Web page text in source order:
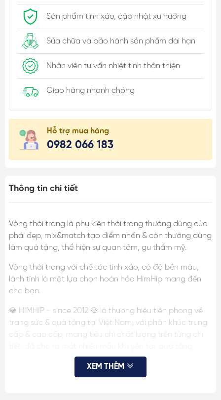
Sản phẩm tinh xảo, cập nhật xu hướng
Sửa chữa và bảo hành sản phẩm dài hạn
Nhân viên tư vấn nhiệt tình thân thiện
Giao hàng nhanh chóng
Hỗ trợ mua hàng
0982 066 183
Thông tin chi tiết
Vòng thời trang là phụ kiện thời trang thường dùng của
phái đẹp, mix&match tạo điểm nhấn & còn thường dùng
làm quà tặng, thể hiện sự quan tâm, gu thẩm mỹ.
Vòng thời trang với chế tác tinh xảo, có độ bền màu,
lành tính là một lựa chọn hoàn hảo HimHip mang đến
cho bạn.
💎 HIMHIP - since 2012 💎 là thương hiệu tiên phong về
trang sức & quà tặng tại Việt Nam, với phân khúc trung
cấp & cao cấp, mang tiêu chí chất lượng trên từng chi
được khách hàng hài lòng, tin tưởng.
XEM THÊM